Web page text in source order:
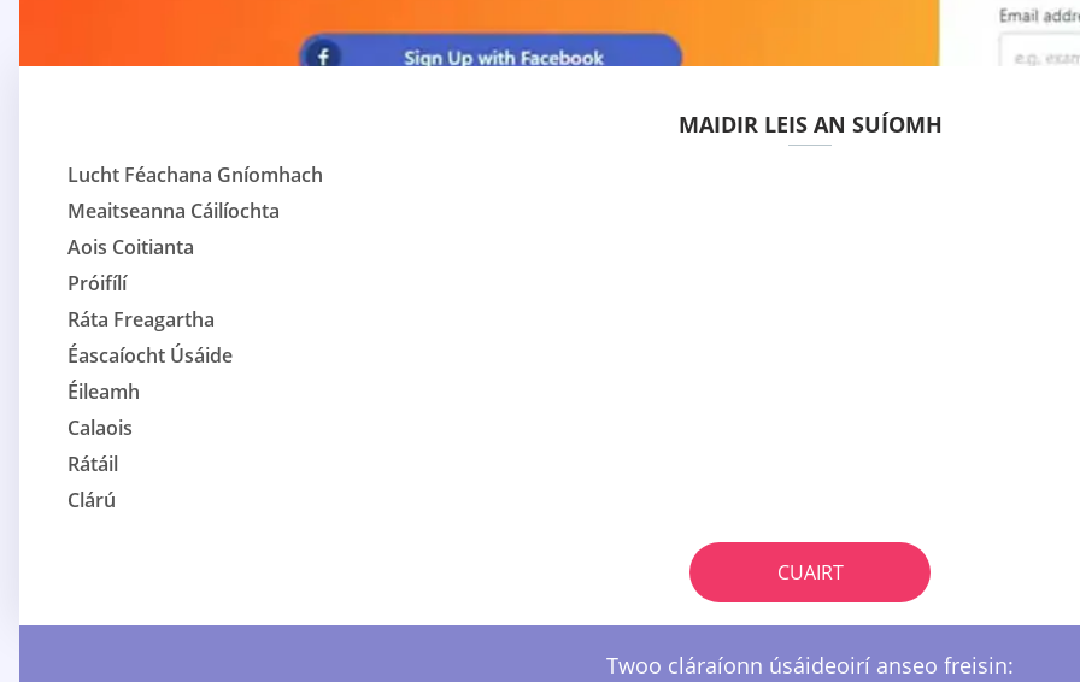
MAIDIR LEIS AN SUÍOMH
Lucht Féachana Gníomhach
Meaitseanna Cáilíochta
Aois Coitianta
Próifílí
Ráta Freagartha
Éascaíocht Úsáide
Éileamh
Calaois
Rátáil
Clárú
CUAIRT
Twoo cláraíonn úsáideoirí anseo freisin: